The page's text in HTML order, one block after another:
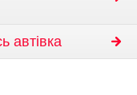
автівка